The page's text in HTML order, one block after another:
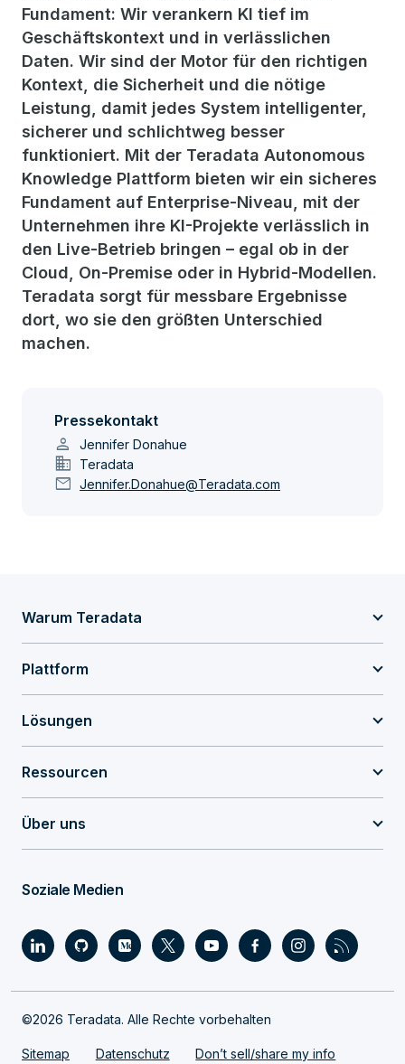
Fundament: Wir verankern KI tief im
Geschäftskontext und in verlässlichen
Daten. Wir sind der Motor für den richtigen
Kontext, die Sicherheit und die nötige
Leistung, damit jedes System intelligenter,
sicherer und schlichtweg besser
funktioniert. Mit der Teradata Autonomous
Knowledge Plattform bieten wir ein sicheres
Fundament auf Enterprise-Niveau, mit der
Unternehmen ihre KI-Projekte verlässlich in
den Live-Betrieb bringen – egal ob in der
Cloud, On-Premise oder in Hybrid-Modellen.
Teradata sorgt für messbare Ergebnisse
dort, wo sie den größten Unterschied
machen.
Pressekontakt
person Jennifer Donahue
domain Teradata
mail Jennifer.Donahue@Teradata.com
Warum Teradata
Plattform
Lösungen
Ressourcen
Über uns
Soziale Medien
©2026 Teradata. Alle Rechte vorbehalten
Sitemap Datenschutz Don’t sell/share my info